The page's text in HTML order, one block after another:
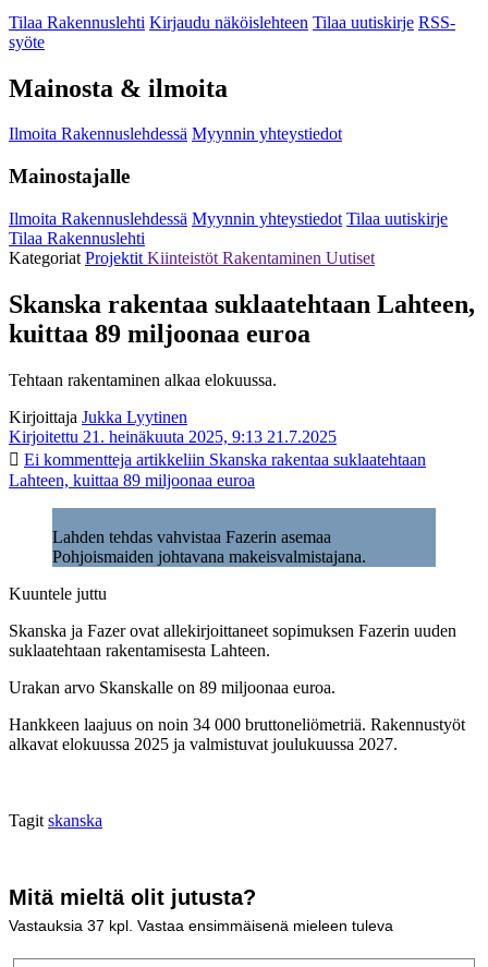
Tilaa Rakennuslehti Kirjaudu näköislehteen Tilaa uutiskirje RSS-
syöte
Mainosta & ilmoita
Ilmoita Rakennuslehdessä Myynnin yhteystiedot
Mainostajalle
Ilmoita Rakennuslehdessä Myynnin yhteystiedot Tilaa uutiskirje
Tilaa Rakennuslehti
Kategoriat Projektit Kiinteistöt Rakentaminen Uutiset
Skanska rakentaa suklaatehtaan Lahteen,
kuittaa 89 miljoonaa euroa
Tehtaan rakentaminen alkaa elokuussa.
Kirjoittaja Jukka Lyytinen
Kirjoitettu 21. heinäkuuta 2025, 9:13 21.7.2025
Ei kommentteja artikkeliin Skanska rakentaa suklaatehtaan
Lahteen, kuittaa 89 miljoonaa euroa
Lahden tehdas vahvistaa Fazerin asemaa
Pohjoismaiden johtavana makeisvalmistajana.
Kuuntele juttu
Skanska ja Fazer ovat allekirjoittaneet sopimuksen Fazerin uuden
suklaatehtaan rakentamisesta Lahteen.
Urakan arvo Skanskalle on 89 miljoonaa euroa.
Hankkeen laajuus on noin 34 000 bruttoneliömetriä. Rakennustyöt
alkavat elokuussa 2025 ja valmistuvat joulukuussa 2027.
Tagit skanska
Mitä mieltä olit jutusta?
Vastauksia 37 kpl. Vastaa ensimmäisenä mieleen tuleva